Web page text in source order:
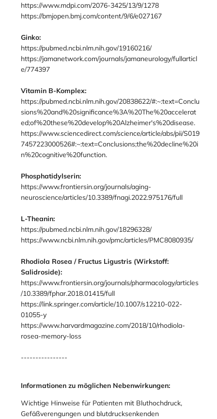
https://www.mdpi.com/2076-3425/13/9/1278
https://bmjopen.bmj.com/content/9/6/e027167
Ginko:
https://pubmed.ncbi.nlm.nih.gov/19160216/
https://jamanetwork.com/journals/jamaneurology/fullarticl
e/774397
Vitamin B-Komplex:
https://pubmed.ncbi.nlm.nih.gov/20838622/#:~:text=Conclu
sions%20and%20significance%3A%20The%20accelerat
ed;of%20these%20develop%20Alzheimer's%20disease.
https://www.sciencedirect.com/science/article/abs/pii/S019
7457223000526#:~:text=Conclusions;the%20decline%20i
n%20cognitive%20function.
Phosphatidylserin:
https://www.frontiersin.org/journals/aging-
neuroscience/articles/10.3389/fnagi.2022.975176/full
L-Theanin:
https://pubmed.ncbi.nlm.nih.gov/18296328/
https://www.ncbi.nlm.nih.gov/pmc/articles/PMC8080935/
Rhodiola Rosea / Fructus Ligustris (Wirkstoff:
Salidroside):
https://www.frontiersin.org/journals/pharmacology/articles
/10.3389/fphar.2018.01415/full
https://link.springer.com/article/10.1007/s12210-022-
01055-y
https://www.harvardmagazine.com/2018/10/rhodiola-
rosea-memory-loss
----------------
Informationen zu möglichen Nebenwirkungen:
Wichtige Hinweise für Patienten mit Bluthochdruck,
Gefäßverengungen und blutdrucksenkenden